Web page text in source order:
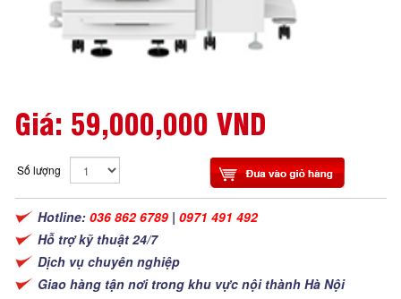
Giá: 59,000,000 VND
Số lượng
Hotline: 036 862 6789 | 0971 491 492
Hỗ trợ kỹ thuật 24/7
Dịch vụ chuyên nghiệp
Giao hàng tận nơi trong khu vực nội thành Hà Nội